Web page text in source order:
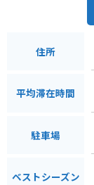
住所
平均滞在時間
駐車場
ベストシーズン